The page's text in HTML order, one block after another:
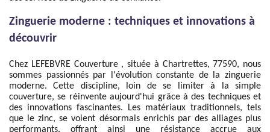
Zinguerie moderne : techniques et innovations à
découvrir
Chez LEFEBVRE Couverture , située à Chartrettes, 77590, nous
sommes passionnés par l'évolution constante de la zinguerie
moderne. Cette discipline, loin de se limiter à la simple
couverture, se réinvente aujourd'hui grâce à des techniques et
des innovations fascinantes. Les matériaux traditionnels, tels
que le zinc, se voient désormais enrichis par des alliages plus
performants, offrant ainsi une résistance accrue aux